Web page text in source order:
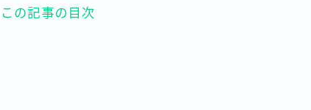
この記事の目次